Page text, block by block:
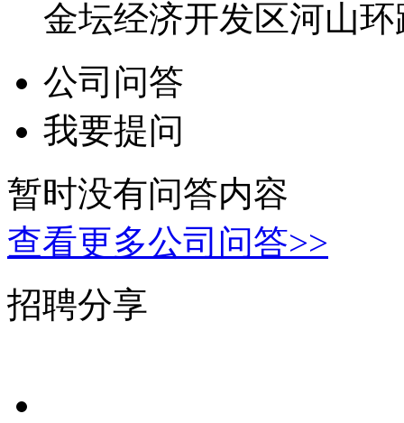
金坛经济开发区河山环
公司问答
我要提问
暂时没有问答内容
查看更多公司问答>>
招聘分享